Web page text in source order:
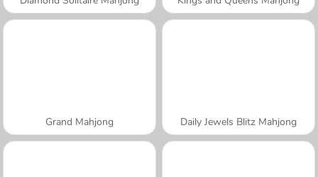
Grand Mahjong Daily Jewels Blitz Mahjong